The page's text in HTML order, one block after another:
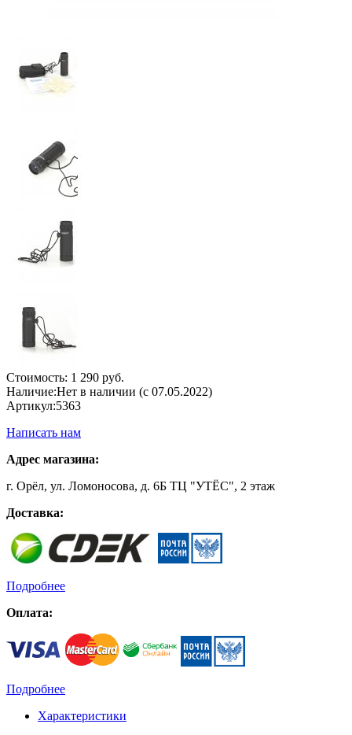
Стоимость: 1 290 руб.
Наличие:Нет в наличии (с 07.05.2022)
Артикул:5363
Написать нам
Адрес магазина:
г. Орёл, ул. Ломоносова, д. 6Б ТЦ "УТЁС", 2 этаж
Доставка:
Подробнее
Оплата:
Подробнее
Характеристики